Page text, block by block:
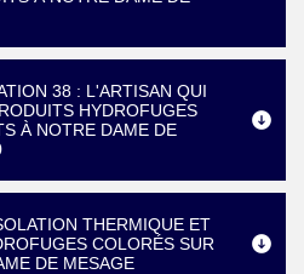
38 : L'ARTISAN QUI
HYDROFUGES
À NOTRE DAME DE
THERMIQUE ET
COLORÉS SUR
DE MESAGE